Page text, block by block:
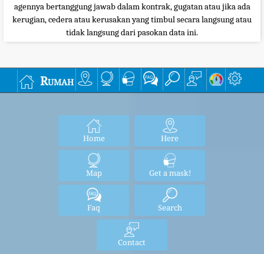
agennya bertanggung jawab dalam kontrak, gugatan atau jika ada
kerugian, cedera atau kerusakan yang timbul secara langsung atau
tidak langsung dari pasokan data ini.
Rumah
Home Here
Map Get a mask!
Faq Search
Contact